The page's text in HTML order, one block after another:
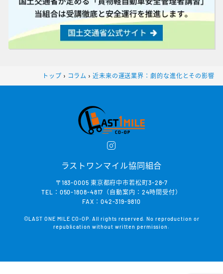
トップ › コラム › 近未来の運送業界：劇的な進化とその影響
ラストワンマイル協同組合
〒183-0005 東京都府中市若松町3-28-7
TEL：050-1808-4817（自動案内：24時間受付）
FAX：042-319-9810
©LAST ONE MILE CO-OP. All rights reserved. No reproduction or
republication without written permission.